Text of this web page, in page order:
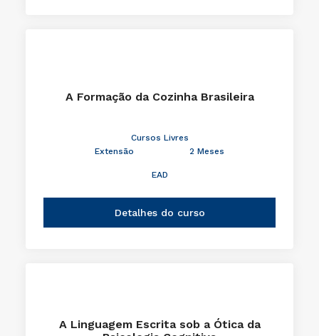
A Formação da Cozinha Brasileira
Cursos Livres
Extensão
2 Meses
EAD
Detalhes do curso
A Linguagem Escrita sob a Ótica da